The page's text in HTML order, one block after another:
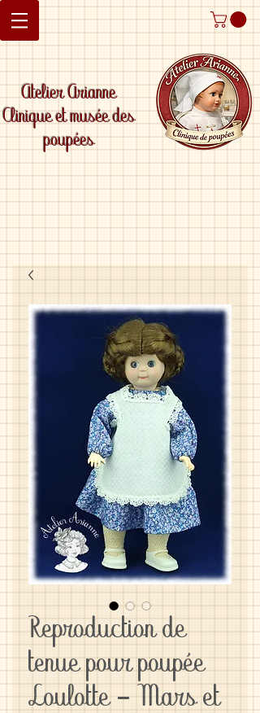
Atelier Arianne
Clinique et musée des
poupées
Reproduction de
tenue pour poupée
Loulotte - Mars et